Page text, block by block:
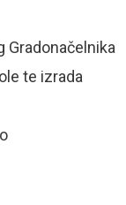
Gradonačelnika
te izrada